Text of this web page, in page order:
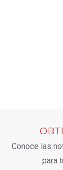
Conoce las
para